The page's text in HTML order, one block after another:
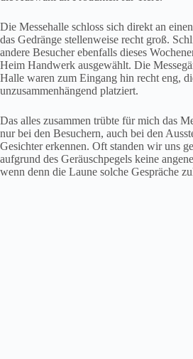
Die Messehalle schloss sich direkt an
das Gedränge stellenweise recht groß.
andere Besucher ebenfalls dieses
Heim Handwerk ausgewählt. Die
Halle waren zum Eingang hin recht eng,
unzusammenhängend platziert.
Das alles zusammen trübte für mich das
nur bei den Besuchern, auch bei den
Gesichter erkennen. Oft standen wir uns
aufgrund des Geräuschpegels keine
wenn denn die Laune solche Gespräche